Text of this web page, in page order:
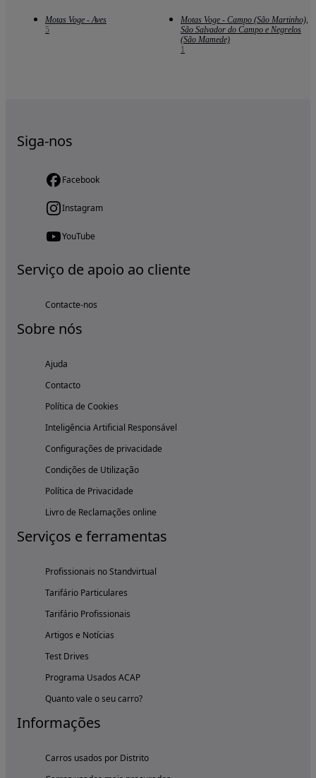
Motas Voge - Aves
5
Motas Voge - Campo (São Martinho),
São Salvador do Campo e Negrelos
(São Mamede)
1
Siga-nos
Facebook
Instagram
YouTube
Serviço de apoio ao cliente
Contacte-nos
Sobre nós
Ajuda
Contacto
Política de Cookies
Inteligência Artificial Responsável
Configurações de privacidade
Condições de Utilização
Política de Privacidade
Livro de Reclamações online
Serviços e ferramentas
Profissionais no Standvirtual
Tarifário Particulares
Tarifário Profissionais
Artigos e Notícias
Test Drives
Programa Usados ACAP
Quanto vale o seu carro?
Informações
Carros usados por Distrito